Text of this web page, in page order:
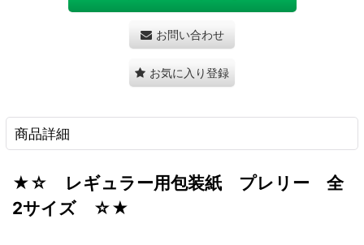
お問い合わせ
お気に入り登録
商品詳細
★☆ レギュラー用包装紙 プレリー 全
2サイズ ☆★